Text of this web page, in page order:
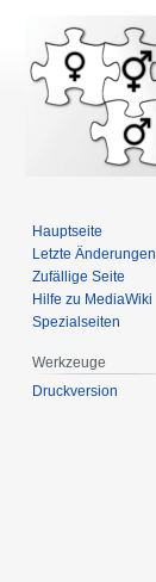
Hauptseite
Letzte Änderungen
Zufällige Seite
Hilfe zu MediaWiki
Spezialseiten
Werkzeuge
Druckversion